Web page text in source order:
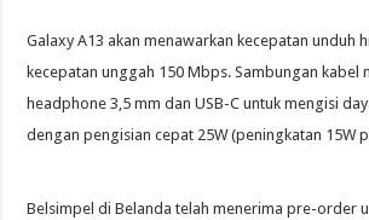
Galaxy A13 akan menawarkan kecepatan unduh
kecepatan unggah 150 Mbps. Sambungan kabel
headphone 3,5 mm dan USB-C untuk mengisi
dengan pengisian cepat 25W (peningkatan 15W
Belsimpel di Belanda telah menerima pre-order